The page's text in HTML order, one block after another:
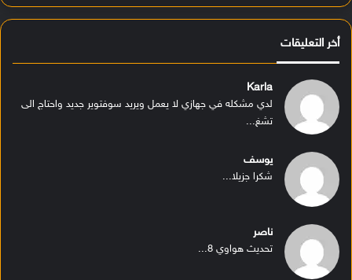
أخر التعليقات
Karla
لدي مشكله في جهازي لا يعمل ويريد سوفتوير جديد واحتاج الى
تشغ...
يوسف
شكرا جزيلا...
ناصر
تحديث هواوي 8...